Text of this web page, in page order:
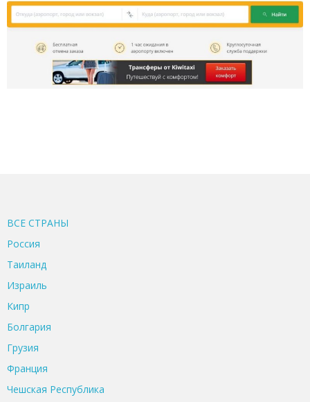
ВСЕ CТРАНЫ
Россия
Таиланд
Израиль
Кипр
Болгария
Грузия
Франция
Чешская Республика